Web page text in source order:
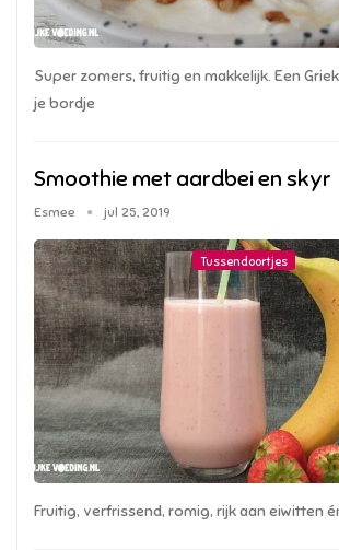
Super zomers, fruitig en makkelijk. Een
je bordje
Smoothie met aardbei en skyr
Esmee jul 25, 2019
Tussendoortjes
Fruitig, verfrissend, romig, rijk aan eiwitten